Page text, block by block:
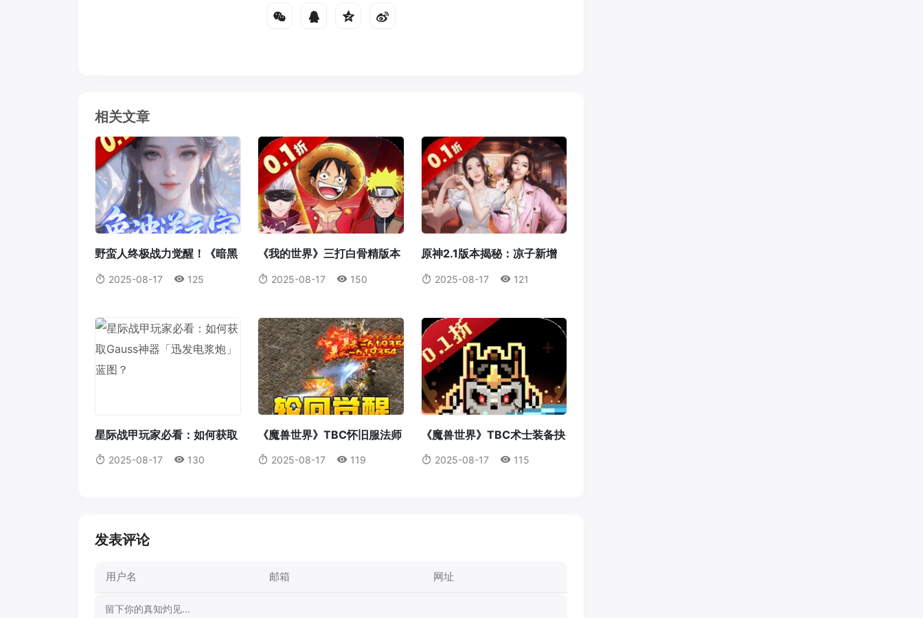
相关文章
野蛮人终极战力觉醒！《暗黑
破坏神2：重制版》符文之语
最强搭配指南
2025-08-17 125
《我的世界》三打白骨精版本
重磅来袭：天赋点系统全解
析，打造属于你的最强冒险
2025-08-17 150
原神2.1版本揭秘：凉子新增
食谱与隐藏料理全解析
2025-08-17 121
星际战甲玩家必看：如何获取
Gauss神器「迅发电浆炮」蓝
图？
2025-08-17 130
《魔兽世界》TBC怀旧服法师
毛伤害全攻略：操作，意识与
装备的完美结合
2025-08-17 119
《魔兽世界》TBC术士装备抉
择：法打套还是T4套？这是你
必须知道的真相！
2025-08-17 115
发表评论